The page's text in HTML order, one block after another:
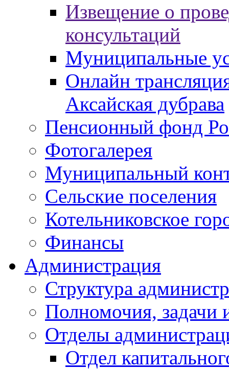
Извещение о
консультаций
Муниципальные
Онлайн
Аксайская дубрава
Пенсионный фонд
Фотогалерея
Муниципальный
Сельские поселения
Котельниковское
Финансы
Администрация
Структура
Полномочия, задачи
Отделы
Отдел